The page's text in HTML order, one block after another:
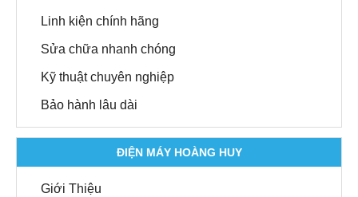
Linh kiện chính hãng
Sửa chữa nhanh chóng
Kỹ thuật chuyên nghiệp
Bảo hành lâu dài
ĐIỆN MÁY HOÀNG HUY
Giới Thiệu